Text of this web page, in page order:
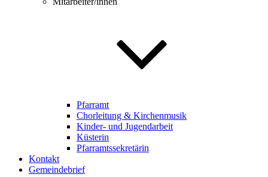
Pfarramt
Chorleitung & Kirchenmusik
Kinder- und Jugendarbeit
Küsterin
Pfarramtssekretärin
Kontakt
Gemeindebrief